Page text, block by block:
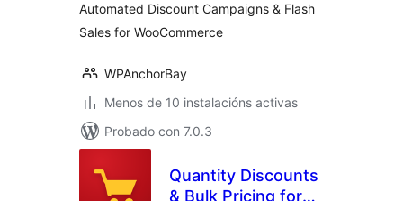
Sales for
WooCommerce
Automated Discount Campaigns & Flash
Sales for WooCommerce
WPAnchorBay
Menos de 10 instalacións activas
Probado con 7.0.3
Quantity Discounts
& Bulk Pricing for